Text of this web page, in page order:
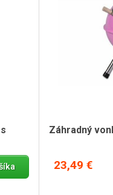
Záhradný
23,49 €